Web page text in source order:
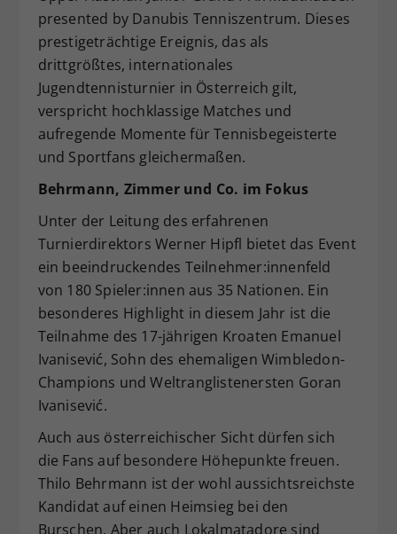
presented by Danubis Tenniszentrum. Dieses
prestigeträchtige Ereignis, das als
drittgrößtes, internationales
Jugendtennisturnier in Österreich gilt,
verspricht hochklassige Matches und
aufregende Momente für Tennisbegeisterte
und Sportfans gleichermaßen.
Behrmann, Zimmer und Co. im Fokus
Unter der Leitung des erfahrenen
Turnierdirektors Werner Hipfl bietet das Event
ein beeindruckendes Teilnehmer:innenfeld
von 180 Spieler:innen aus 35 Nationen. Ein
besonderes Highlight in diesem Jahr ist die
Teilnahme des 17-jährigen Kroaten Emanuel
Ivanisević, Sohn des ehemaligen Wimbledon-
Champions und Weltranglistenersten Goran
Ivanisević.
Auch aus österreichischer Sicht dürfen sich
die Fans auf besondere Höhepunkte freuen.
Thilo Behrmann ist der wohl aussichtsreichste
Kandidat auf einen Heimsieg bei den
Burschen. Aber auch Lokalmatadore sind
Zweck
Dieser Wert speichert Ihre Consent-
Einstellungen. Unter anderem eine
zufällig generierte ID, für die
historische Speicherung Ihrer
vorgenommen Einstellungen, falls der
Webseiten-Betreiber dies eingestellt
hat.